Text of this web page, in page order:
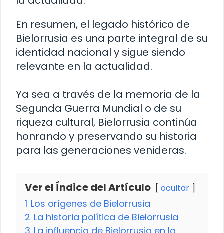
En resumen, el legado histórico de
Bielorrusia es una parte integral de su
identidad nacional y sigue siendo
relevante en la actualidad.
Ya sea a través de la memoria de la
Segunda Guerra Mundial o de su
riqueza cultural, Bielorrusia continúa
honrando y preservando su historia
para las generaciones venideras.
Ver el Índice del Artículo ocultar
1 Los orígenes de Bielorrusia
2 La historia política de Bielorrusia